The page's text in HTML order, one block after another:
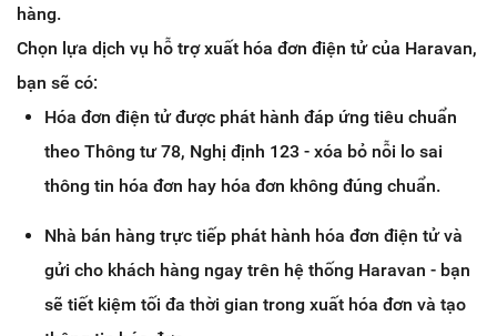
hàng.
Chọn lựa dịch vụ hỗ trợ xuất hóa đơn điện tử của Haravan,
bạn sẽ có:
Hóa đơn điện tử được phát hành đáp ứng tiêu chuẩn
theo Thông tư 78, Nghị định 123 - xóa bỏ nỗi lo sai
thông tin hóa đơn hay hóa đơn không đúng chuẩn.
Nhà bán hàng trực tiếp phát hành hóa đơn điện tử và
gửi cho khách hàng ngay trên hệ thống Haravan - bạn
sẽ tiết kiệm tối đa thời gian trong xuất hóa đơn và tạo